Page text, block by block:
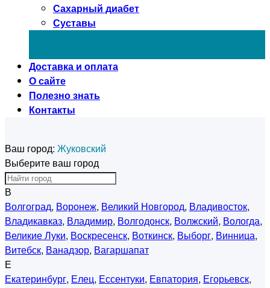
Сахарный диабет
Суставы
Доставка и оплата
О сайте
Полезно знать
Контакты
Ваш город: Жуковский
Выберите ваш город
В
Волгоград, Воронеж, Великий Новгород, Владивосток,
Владикавказ, Владимир, Волгодонск, Волжский, Вологда,
Великие Луки, Воскресенск, Воткинск, Выборг, Винница,
Витебск, Ванадзор, Вагаршапат
Е
Екатеринбург, Елец, Ессентуки, Евпатория, Егорьевск,